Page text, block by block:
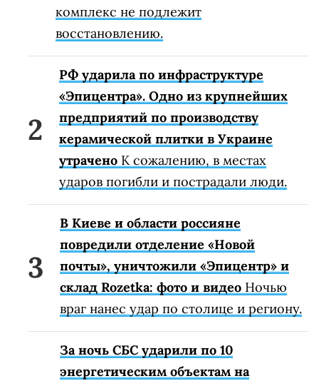
комплекс не подлежит
восстановлению.
РФ ударила по инфраструктуре
«Эпицентра». Одно из крупнейших
предприятий по производству
керамической плитки в Украине
утрачено К сожалению, в местах
ударов погибли и пострадали люди.
В Киеве и области россияне
повредили отделение «Новой
почты», уничтожили «Эпицентр» и
склад Rozetka: фото и видео Ночью
враг нанес удар по столице и региону.
За ночь СБС ударили по 10
энергетическим объектам на